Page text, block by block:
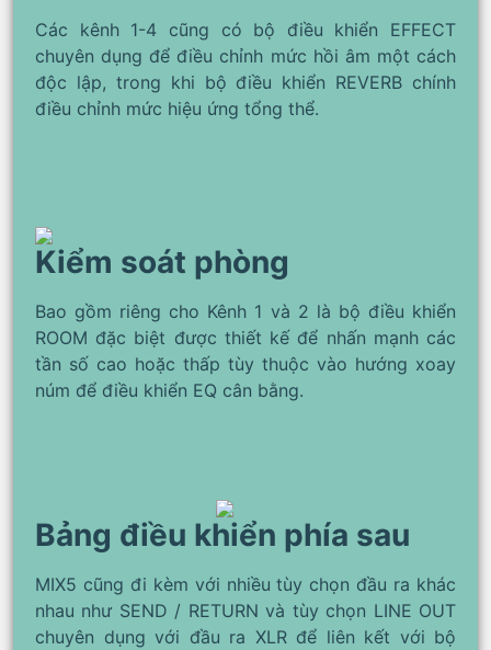
Các kênh 1-4 cũng có bộ điều khiển EFFECT
chuyên dụng để điều chỉnh mức hồi âm một cách
độc lập, trong khi bộ điều khiển REVERB chính
điều chỉnh mức hiệu ứng tổng thể.
Kiểm soát phòng
Bao gồm riêng cho Kênh 1 và 2 là bộ điều khiển
ROOM đặc biệt được thiết kế để nhấn mạnh các
tần số cao hoặc thấp tùy thuộc vào hướng xoay
núm để điều khiển EQ cân bằng.
Bảng điều khiển phía sau
MIX5 cũng đi kèm với nhiều tùy chọn đầu ra khác
nhau như SEND / RETURN và tùy chọn LINE OUT
chuyên dụng với đầu ra XLR để liên kết với bộ